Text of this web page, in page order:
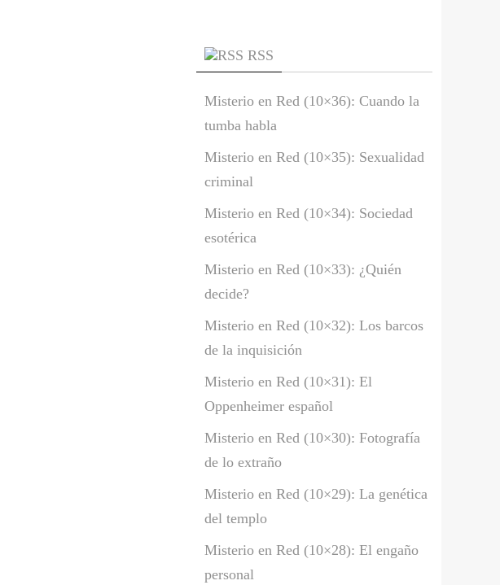
RSS
Misterio en Red (10×36): Cuando la
tumba habla
Misterio en Red (10×35): Sexualidad
criminal
Misterio en Red (10×34): Sociedad
esotérica
Misterio en Red (10×33): ¿Quién
decide?
Misterio en Red (10×32): Los barcos
de la inquisición
Misterio en Red (10×31): El
Oppenheimer español
Misterio en Red (10×30): Fotografía
de lo extraño
Misterio en Red (10×29): La genética
del templo
Misterio en Red (10×28): El engaño
personal